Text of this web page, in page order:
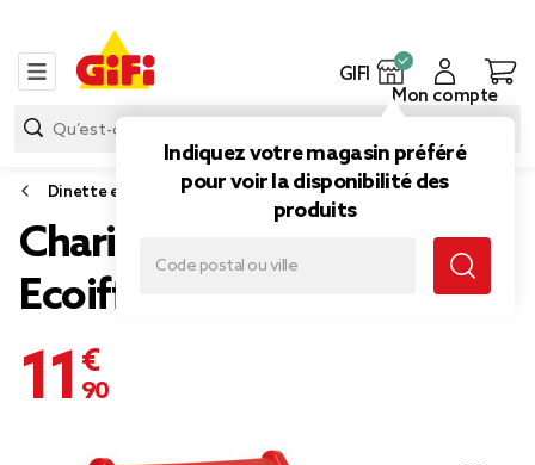
GIFI
Indiquez votre magasin préféré
pour voir la disponibilité des
produits
Mon compte
Dinette et jouet d'imitation
Chariot de supermarché
Ecoiffier
11,90 €